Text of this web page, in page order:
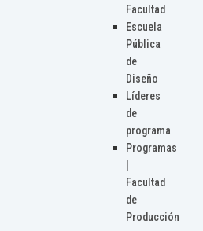
Facultad
Escuela
Pública
de
Diseño
Líderes
de
programa
Programas
Facultad
de
Producción